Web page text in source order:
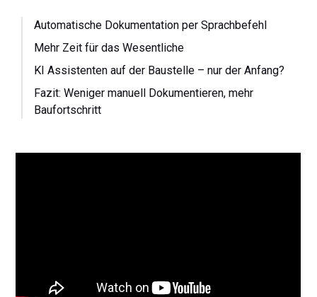
Automatische Dokumentation per Sprachbefehl
Mehr Zeit für das Wesentliche
KI Assistenten auf der Baustelle – nur der Anfang?
Fazit: Weniger manuell Dokumentieren, mehr
Baufortschritt